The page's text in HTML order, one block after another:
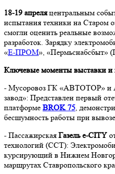
18-19 апреляцентральным
испытания техники на Старом
смогли оценить реальные
разработок. Зарядку
«Е-ПРОМ», «Пермьснабсбыт»
Ключевые моменты выставки и
- Мусоровоз ГК «АВТОТОР» и
завод»: Представлен первый
платформе BROK 75,
бесшумность работы при
- Пассажирская Газель e-CITY
технологий (ССТ):
курсирующий в Нижнем
маршрутах Ставропольского